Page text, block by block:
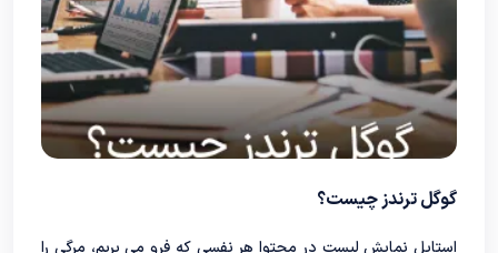
گوگل ترندز چیست؟
استایل نمایش لیست در محتوا هر نفسی که فرو می‌ بریم، مرگی را